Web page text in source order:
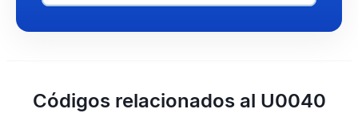
Códigos relacionados al U0040